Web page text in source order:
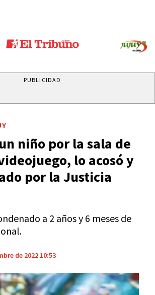
PUBLICIDAD
niño por la sala de
lo acosó y
por la Justicia
a 2 años y 6 meses de
de 2022 10:53